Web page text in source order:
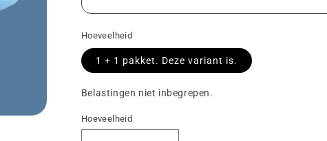
Hoeveelheid
1 + 1 pakket. Deze variant is.
Belastingen niet inbegrepen.
Hoeveelheid